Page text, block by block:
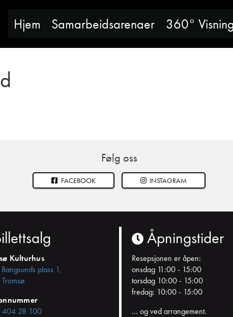
Hjem Samarbeidsarenaer 360° Visning
Følg oss
FACEBOOK INSTAGRAM
Kulturhus
plass 1,
404 28 100
Åpningstider
Resepsjonen er åpen:
onsdag 11:00 - 15:00
torsdag 10:00 - 15:00
fredag: 10:00 - 15:00
... og ved arrangement.